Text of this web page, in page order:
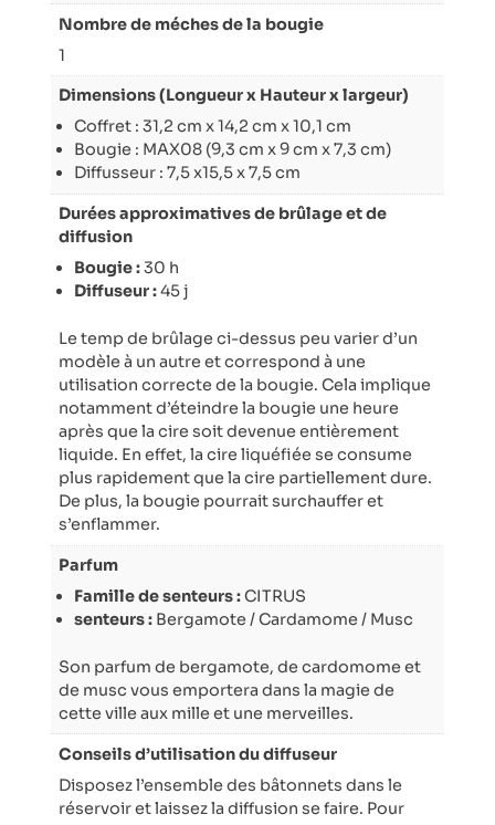
Nombre de méches de la bougie
1
Dimensions (Longueur x Hauteur x largeur)
Coffret : 31,2 cm x 14,2 cm x 10,1 cm
Bougie : MAX08 (9,3 cm x 9 cm x 7,3 cm)
Diffusseur : 7,5 x15,5 x 7,5 cm
Durées approximatives de brûlage et de
diffusion
Bougie :30 h
Diffuseur :45 j
Le temp de brûlage ci-dessus peu varier d’un
modèle à un autre et correspond à une
utilisation correcte de la bougie. Cela implique
notamment d’éteindre la bougie une heure
après que la cire soit devenue entièrement
liquide. En effet, la cire liquéfiée se consume
plus rapidement que la cire partiellement dure.
De plus, la bougie pourrait surchauffer et
s’enflammer.
Parfum
Famille de senteurs :CITRUS
senteurs : Bergamote / Cardamome / Musc
Son parfum de bergamote, de cardomome et
de musc vous emportera dans la magie de
cette ville aux mille et une merveilles.
Conseils d’utilisation du diffuseur
Disposez l’ensemble des bâtonnets dans le
réservoir et laissez la diffusion se faire. Pour